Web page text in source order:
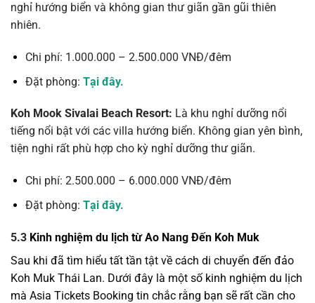
nghỉ hướng biển và không gian thư giãn gần gũi thiên
nhiên.
Chi phí: 1.000.000 – 2.500.000 VNĐ/đêm
Đặt phòng: Tại đây.
Koh Mook Sivalai Beach Resort: Là khu nghỉ dưỡng nổi
tiếng nổi bật với các villa hướng biển. Không gian yên bình,
tiện nghi rất phù hợp cho kỳ nghỉ dưỡng thư giãn.
Chi phí: 2.500.000 – 6.000.000 VNĐ/đêm
Đặt phòng: Tại đây.
5.3 Kinh nghiệm du lịch từ Ao Nang Đến Koh Muk
Sau khi đã tìm hiểu tất tần tật về cách di chuyển đến đảo
Koh Muk Thái Lan. Dưới đây là một số kinh nghiệm du lịch
mà Asia Tickets Booking tin chắc rằng bạn sẽ rất cần cho